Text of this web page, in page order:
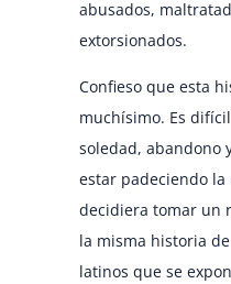
abusados,
extorsionados.
Confieso que esta
muchísimo. Es
soledad, abandono
estar padeciendo
decidiera tomar un
la misma historia
latinos que se